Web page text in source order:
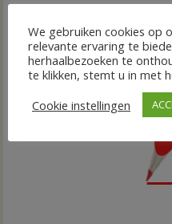
We gebruiken cookies op
relevante ervaring te
herhaalbezoeken te
te klikken, stemt u in met
Cookie instellingen